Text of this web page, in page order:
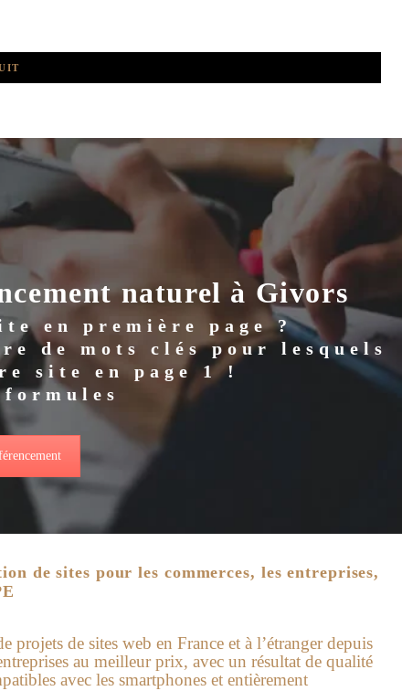
naturel à Givors
en première page ?
de mots clés pour lesquels
site en page 1 !
formules
de sites pour les commerces, les entreprises,
projets de sites web en France et à l’étranger depuis
au meilleur prix, avec un résultat de qualité
avec les smartphones et entièrement